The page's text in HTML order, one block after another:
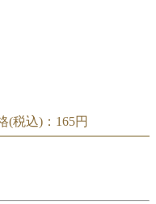
(税込)： 165円